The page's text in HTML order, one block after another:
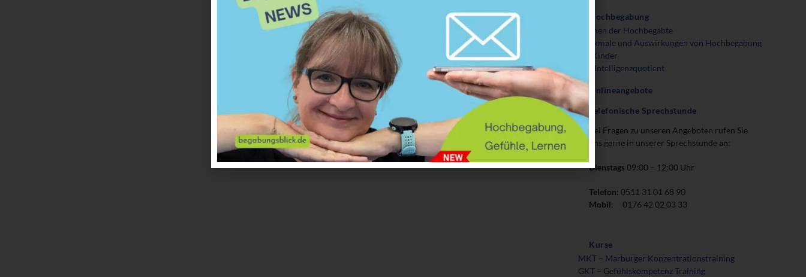
Hochbegabung
Mythen der Hochbegabte
Merkmale und Auswirkungen von Hochbegabung
auf Kinder
Der Intelligenzquotient
Onlineangebote
Telefonische Sprechstunde
Bei Fragen zu unseren Angeboten rufen Sie
uns gerne in unserer Sprechstunde an:
Dienstags09:00 – 12:00 Uhr
Telefon: 0511 31 01 68 90
Mobil: 0176 42 02 03 33
Kurse
MKT – Marburger Konzentrationstraining
GKT – Gefühlskompetenz Training